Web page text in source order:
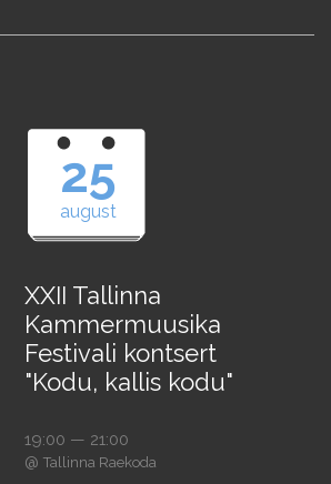
25
august
XXII Tallinna
Kammermuusika
Festivali kontsert
"Kodu, kallis kodu"
19:00 — 21:00
@ Tallinna Raekoda